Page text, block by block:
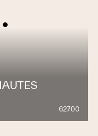
62700